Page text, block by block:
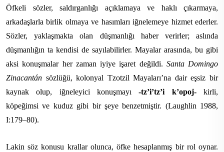
Öfkeli sözler, saldırganlığı açıklamaya ve haklı çıkarmaya,
arkadaşlarla birlik olmaya ve hasımları iğnelemeye hizmet ederler.
Sözler, yaklaşmakta olan düşmanlığı haber verirler; aslında
düşmanlığın ta kendisi de sayılabilirler. Mayalar arasında, bu gibi
aksi konuşmalar her zaman iyiye işaret değildi. Santa Domingo
Zinacantán sözlüğü, kolonyal Tzotzil Mayaları’na dair eşsiz bir
kaynak olup, iğneleyici konuşmayı-tz’i’tz’i k’opoj-kirli,
köpeğimsi ve kuduz gibi bir şeye benzetmiştir. (Laughlin 1988,
I:179–80).
Lakin söz konusu krallar olunca, öfke hesaplanmış bir rol oynar.